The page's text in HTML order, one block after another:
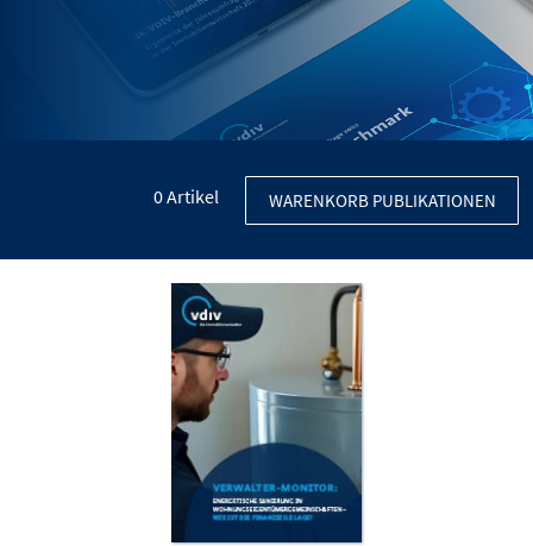
0Artikel WARENKORB PUBLIKATIONEN